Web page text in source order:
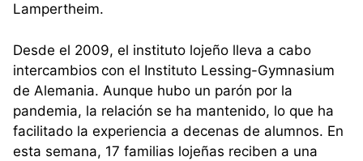
Lampertheim.
Desde el 2009, el instituto lojeño lleva a cabo
intercambios con el Instituto Lessing-Gymnasium
de Alemania. Aunque hubo un parón por la
pandemia, la relación se ha mantenido, lo que ha
facilitado la experiencia a decenas de alumnos. En
esta semana, 17 familias lojeñas reciben a una